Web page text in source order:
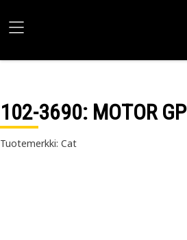
102-3690: MOTOR GP
Tuotemerkki: Cat